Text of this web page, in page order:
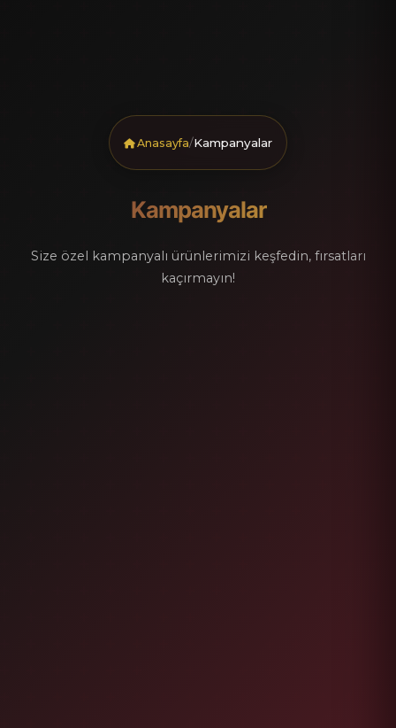
Anasayfa/Kampanyalar
Kampanyalar
Size özel kampanyalı ürünlerimizi keşfedin, fırsatları
kaçırmayın!